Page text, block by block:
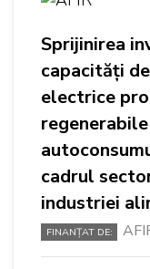
Sprijinirea
capacități
electrice
cadrul
industriei
FINANȚAT DE: